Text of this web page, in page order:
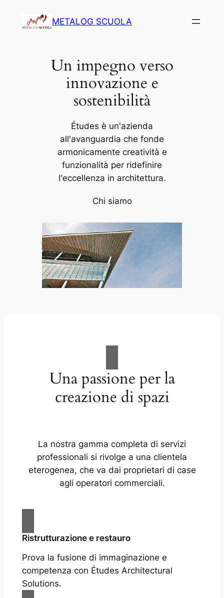
METALOG SCUOLA
Un impegno verso
innovazione e
sostenibilità
Études è un'azienda
all'avanguardia che fonde
armonicamente creatività e
funzionalità per ridefinire
l'eccellenza in architettura.
Chi siamo
Una passione per la
creazione di spazi
La nostra gamma completa di servizi
professionali si rivolge a una clientela
eterogenea, che va dai proprietari di case
agli operatori commerciali.
Ristrutturazione e restauro
Prova la fusione di immaginazione e
competenza con Études Architectural
Solutions.